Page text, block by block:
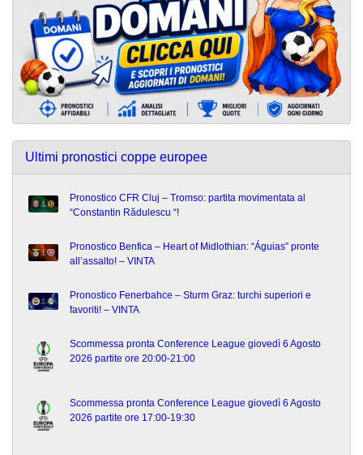
Ultimi pronostici coppe europee
Pronostico CFR Cluj – Tromso: partita movimentata al
“Constantin Rădulescu “!
Pronostico Benfica – Heart of Midlothian: “Águias” pronte
all’assalto! – VINTA
Pronostico Fenerbahce – Sturm Graz: turchi superiori e
favoriti! – VINTA
Scommessa pronta Conference League giovedì 6 Agosto
2026 partite ore 20:00-21:00
Scommessa pronta Conference League giovedì 6 Agosto
2026 partite ore 17:00-19:30